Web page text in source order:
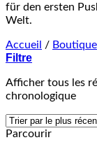
für den ersten
Welt.
Accueil / Boutique
Filtre
Afficher tous les
chronologique
Parcourir